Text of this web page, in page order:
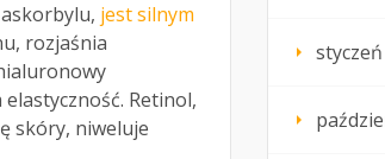
jest silnym
rozjaśnia
Retinol,
skóry, niweluje